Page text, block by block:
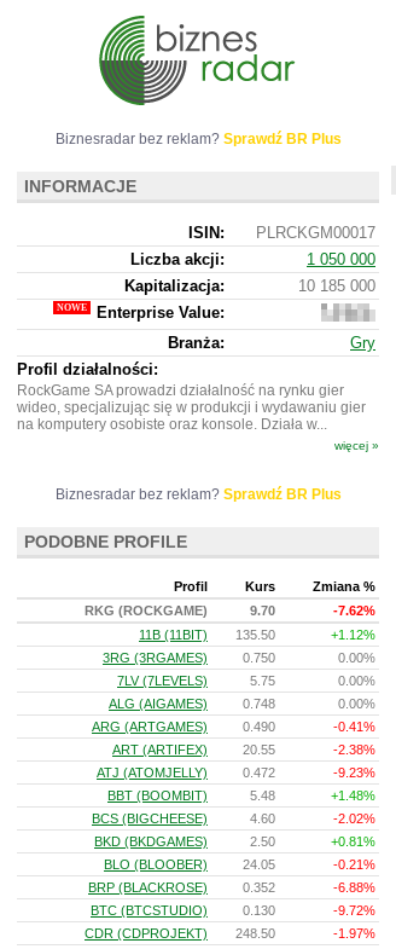
Biznesradar bez reklam? Sprawdź BR Plus
INFORMACJE
ISIN:
PLRCKGM00017
Liczba akcji:
1 050 000
Kapitalizacja:
10 185 000
Enterprise Value:
064
000
Branża:
Gry
Profil działalności:
RockGame SA prowadzi działalność na rynku gier
wideo, specjalizując się w produkcji i wydawaniu gier
na komputery osobiste oraz konsole. Działa w...
więcej »
Biznesradar bez reklam? Sprawdź BR Plus
PODOBNE PROFILE
Profil Kurs
Zmiana %
RKG (ROCKGAME)
9.70
-7.62%
11B (11BIT)
135.50
+1.12%
3RG (3RGAMES)
0.750
0.00%
7LV (7LEVELS)
5.75
0.00%
ALG (AIGAMES)
0.748
0.00%
ARG (ARTGAMES)
0.490
-0.41%
ART (ARTIFEX)
20.55
-2.38%
ATJ (ATOMJELLY)
0.472
-9.23%
BBT (BOOMBIT)
5.48
+1.48%
BCS (BIGCHEESE)
4.60
-2.02%
BKD (BKDGAMES)
2.50
+0.81%
BLO (BLOOBER)
24.05
-0.21%
BRP (BLACKROSE)
0.352
-6.88%
BTC (BTCSTUDIO)
0.130
-9.72%
CDR (CDPROJEKT)
248.50
-1.97%